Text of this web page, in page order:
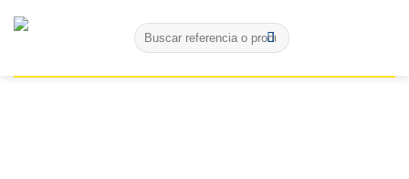
Buscar
por: